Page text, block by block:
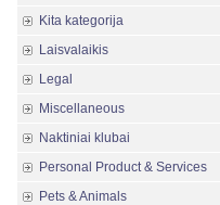
Kita kategorija
Laisvalaikis
Legal
Miscellaneous
Naktiniai klubai
Personal Product & Services
Pets & Animals